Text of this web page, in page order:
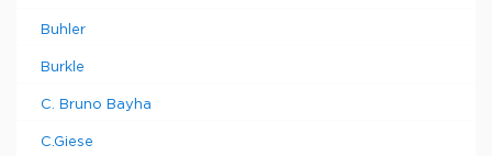
Buhler
Burkle
C. Bruno Bayha
C.Giese